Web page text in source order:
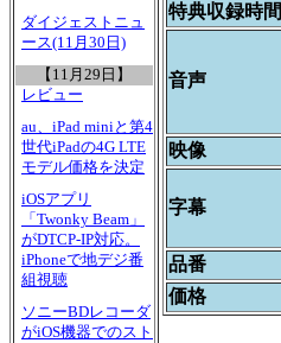
ダイジェストニュ
ース(11月30日)
【11月29日】
レビュー
au、iPad miniと第4
世代iPadの4G LTE
モデル価格を決定
iOSアプリ
「Twonky Beam」
がDTCP-IP対応。
iPhoneで地デジ番
組視聴
ソニーBDレコーダ
がiOS機器でのスト
特典収録時間
音声
映像
字幕
品番
価格